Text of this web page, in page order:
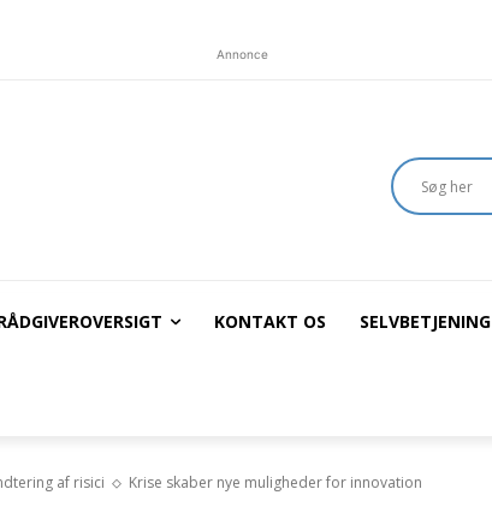
Annonce
KONTAKT OS SELVBETJENING
af risici Krise skaber nye muligheder for innovation